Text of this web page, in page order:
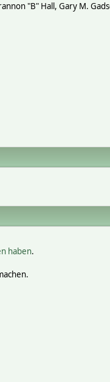
"B" Hall, Gary M.
haben.